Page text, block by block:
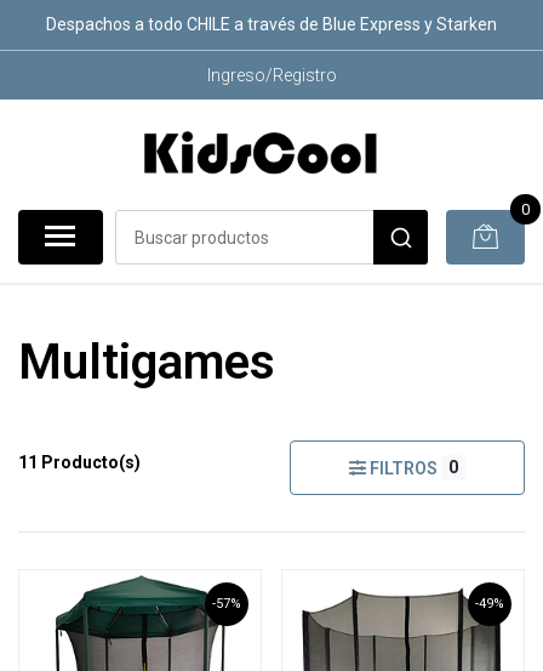
Despachos a todo CHILE a través de Blue Express y Starken
Ingreso/Registro
0
Multigames
11 Producto(s) FILTROS 0
-57% -49%